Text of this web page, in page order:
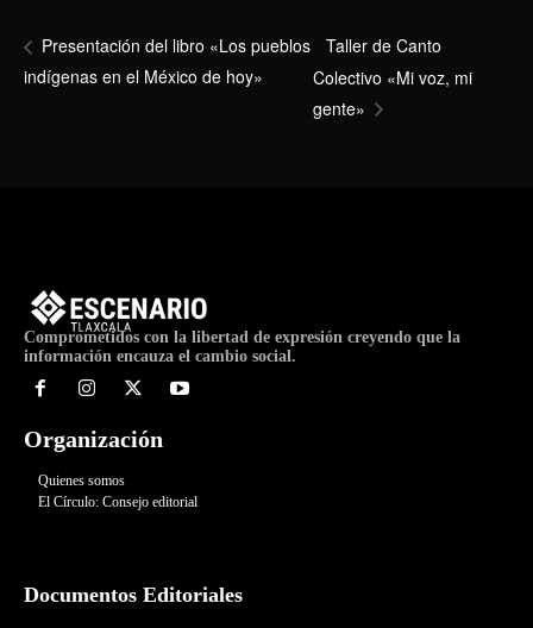
Presentación del libro «Los pueblos
indígenas en el México de hoy»
Taller de Canto
Colectivo «Mi voz, mi
gente»
Comprometidos con la libertad de expresión creyendo que la
información encauza el cambio social.
Organización
Quienes somos
El Círculo: Consejo editorial
Documentos Editoriales